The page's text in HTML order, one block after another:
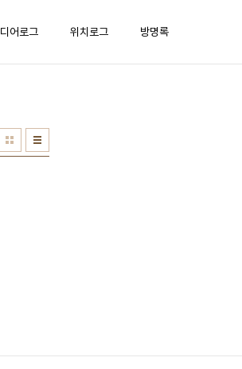
어로그 위치로그 방명록